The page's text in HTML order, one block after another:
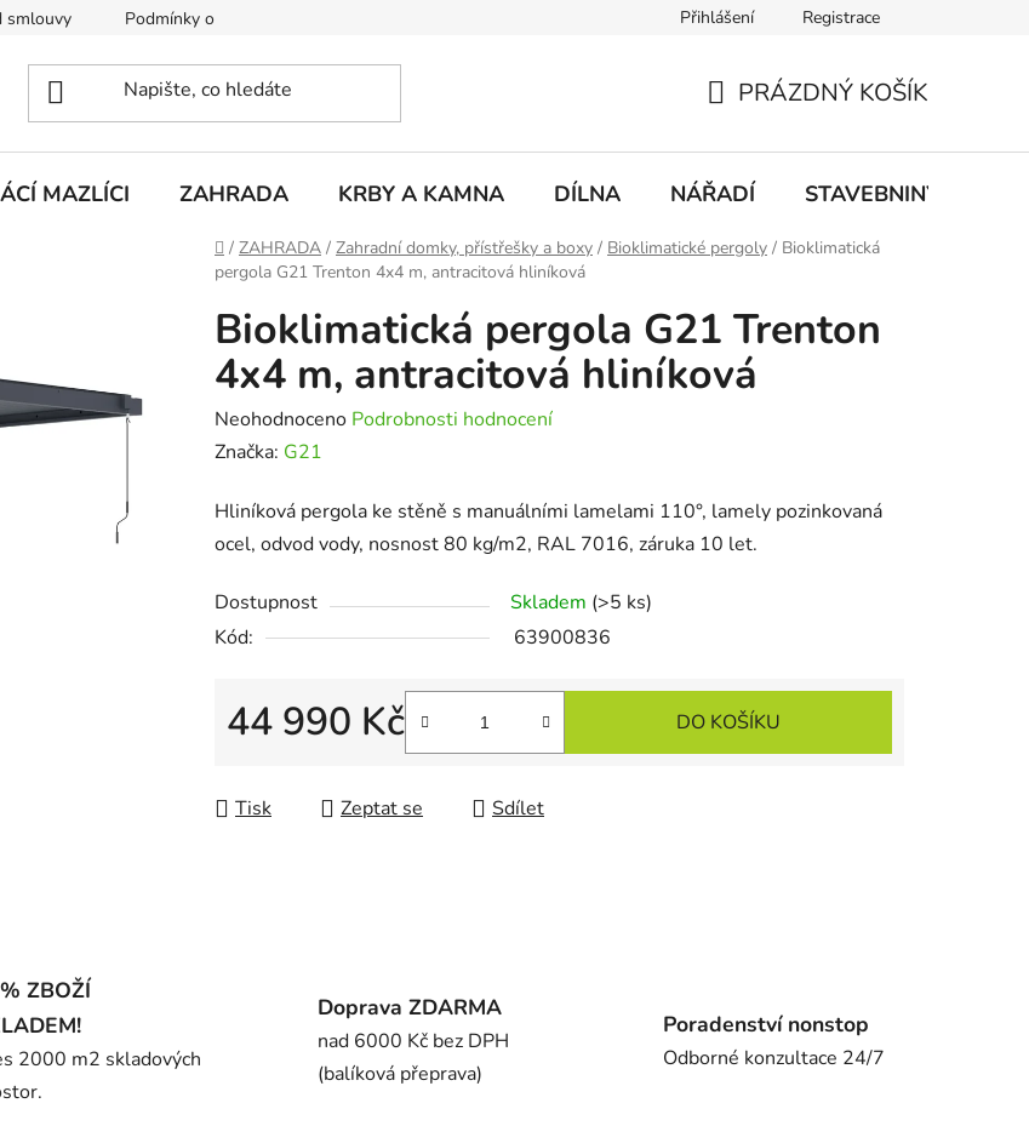
smlouvy Podmínky ochrany osobních údajů Doprava a platbaPřihlášení Registrace
KOŠÍK
PRÁZDNÝ KOŠÍK
MAZLÍCI ZAHRADA KRBY A KAMNA DÍLNA NÁŘADÍ STAVEBNINY
Domů
/ ZAHRADA / Zahradní domky, přístřešky a boxy / Bioklimatické pergoly / Bioklimatická
pergola G21 Trenton 4x4 m, antracitová hliníková
Bioklimatická pergola G21 Trenton
4x4 m, antracitová hliníková
Průměrné
hodnocení
je
0,0
5
hvězdiček.
Neohodnoceno Podrobnosti hodnocení
Značka: G21
Hliníková pergola ke stěně s manuálními lamelami 110°, lamely pozinkovaná
ocel, odvod vody, nosnost 80 kg/m2, RAL 7016, záruka 10 let.
Dostupnost Skladem (>5 ks)
Kód:
63900836
44 990 Kč DO KOŠÍKU
Tisk Zeptat se Sdílet
ZBOŽÍ
2000 m2 skladových
Doprava ZDARMA
nad 6000 Kč bez DPH
(balíková přeprava)
Poradenství nonstop
Odborné konzultace 24/7